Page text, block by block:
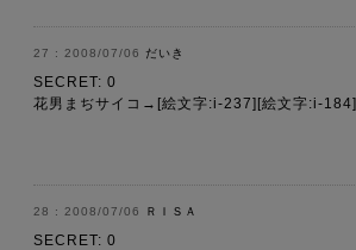
2008/07/06 だいき
SECRET: 0
花男まぢサイコ→[絵文字:i-237][絵文字:i-184]
2008/07/06 ＲＩＳＡ
SECRET: 0